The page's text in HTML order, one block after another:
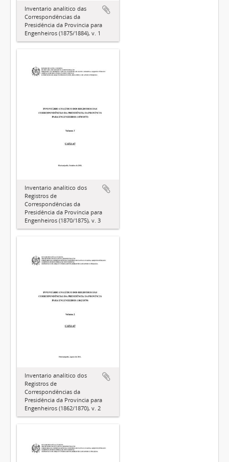
Inventario analítico das
Correspondências da
Presidência da Província para
Engenheiros (1875/1884), v. 1
Inventario analítico dos
Registros de
Correspondências da
Presidência da Província para
Engenheiros (1870/1875), v. 3
Inventario analítico dos
Registros de
Correspondências da
Presidência da Província para
Engenheiros (1862/1870), v. 2